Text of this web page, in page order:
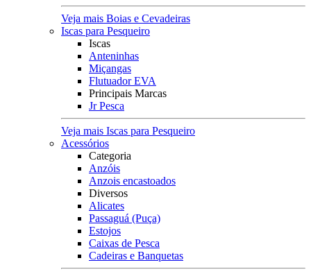
Veja mais Boias e Cevadeiras
Iscas para Pesqueiro
Iscas
Anteninhas
Miçangas
Flutuador EVA
Principais Marcas
Jr Pesca
Veja mais Iscas para Pesqueiro
Acessórios
Categoria
Anzóis
Anzois encastoados
Diversos
Alicates
Passaguá (Puça)
Estojos
Caixas de Pesca
Cadeiras e Banquetas